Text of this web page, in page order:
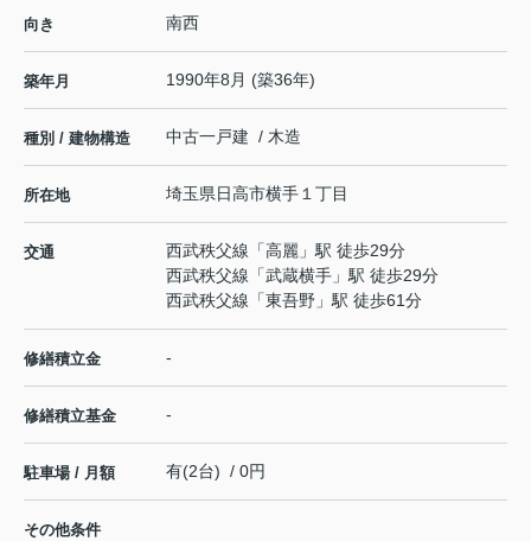
向き 南西
築年月 1990年8月 (築36年)
種別 / 建物構造 中古一戸建 / 木造
所在地 埼玉県日高市横手 １丁目
交通 西武秩父線 「高麗 」駅 徒歩29分
西武秩父線 「武蔵横手 」駅 徒歩29分
西武秩父線 「東吾野 」駅 徒歩61分
修繕積立金 -
修繕積立基金 -
駐車場 / 月額 有(2台) / 0円
その他条件